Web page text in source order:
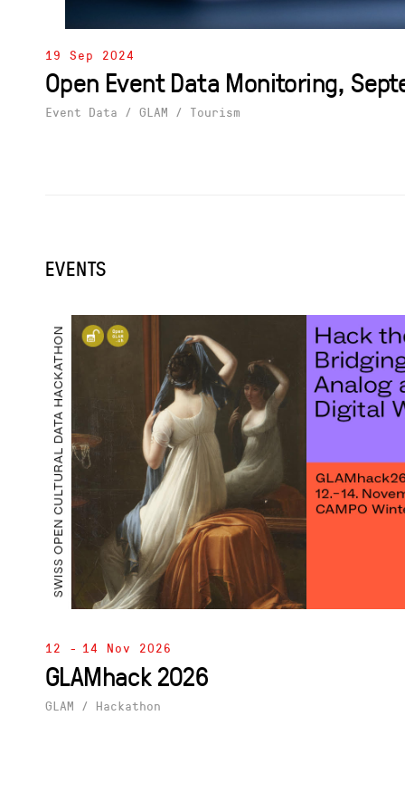
19 Sep 2024
Open Event Data Monitoring,
Event Data / GLAM / Tourism
EVENTS
12 - 14 Nov 2026
GLAMhack 2026
GLAM / Hackathon